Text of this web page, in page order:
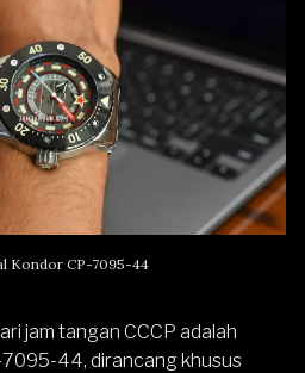
Kondor CP-7095-44
jam tangan CCCP adalah
7095-44, dirancang khusus